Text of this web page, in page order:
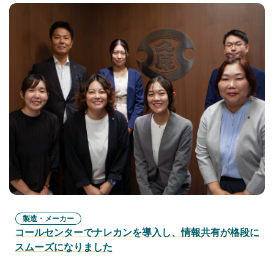
製造・メーカー
コールセンターでナレカンを導入し、情報共有が格段に
スムーズになりました